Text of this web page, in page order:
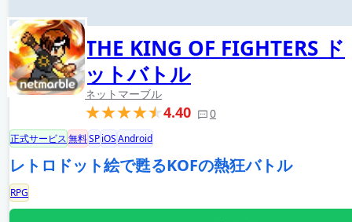
THE KING OF FIGHTERS ド
ットバトル
ネットマーブル
4.40 0
正式サービス無料SPiOSAndroid
レトロドット絵で甦るKOFの熱狂バトル
RPG